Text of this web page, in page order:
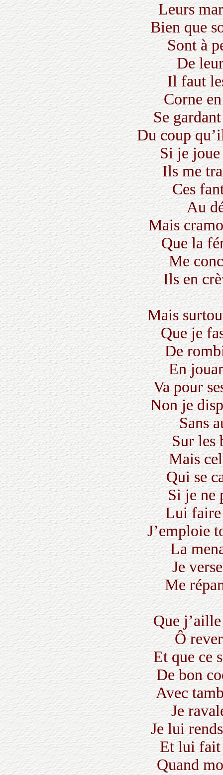
Leurs
Bien que
Sont à
De
Il faut
Corne
Se
Du coup
Si je
Ils me
Ces
Au
Mais
Que la
Me
Ils en
Mais
Que je
De
En
Va pour
Non je
Sans
Sur les
Mais
Qui se
Si je ne
Lui faire
J’emploie
La
Je
Me
Que
Ô
Et que ce
De bon
Avec
Je
Je lui
Et lui fait
Quand